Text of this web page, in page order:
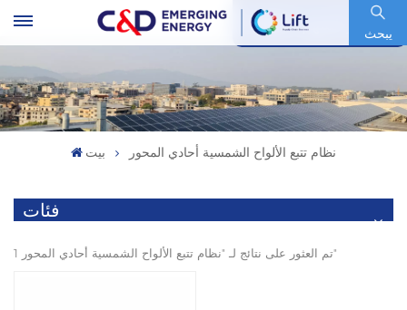
يبحث
رمز السهم : 600153.SH
بيت نظام تتبع الألواح الشمسية أحادي المحور
فئات
1 تم العثور على نتائج لـ "نظام تتبع الألواح الشمسية أحادي المحور"